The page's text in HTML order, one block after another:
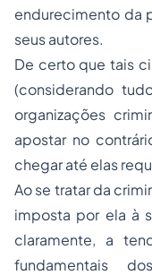
endurecimento da
seus autores.
De certo que tais
(considerando
organizações
apostar no
chegar até elas
Ao se tratar da
imposta por ela à
claramente, a
fundamentais